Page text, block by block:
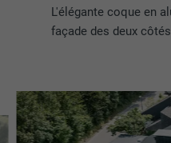
L'élégante coque en
façade des deux